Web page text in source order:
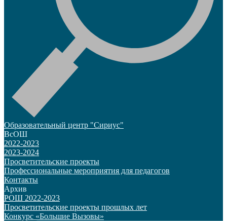
Образовательный центр "Сириус"
ВсОШ
2022-2023
2023-2024
Просветительские проекты
Профессиональные мероприятия для педагогов
Контакты
Архив
РОШ 2022-2023
Просветительские проекты прошлых лет
Конкурс «Большие Вызовы»